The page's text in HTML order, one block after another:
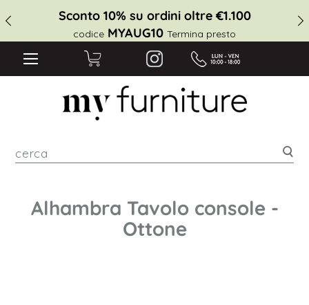
Sconto 10% su ordini oltre €1.100
codice MYAUG10 Termina presto
Alhambra Tavolo console -
Ottone